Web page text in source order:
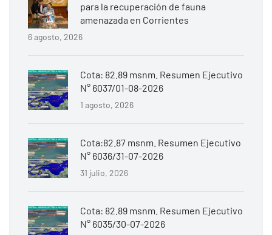
para la recuperación de fauna
amenazada en Corrientes
6 agosto, 2026
Cota: 82.89 msnm. Resumen Ejecutivo
N° 6037/01-08-2026
1 agosto, 2026
Cota:82.87 msnm. Resumen Ejecutivo
N° 6036/31-07-2026
31 julio, 2026
Cota: 82.89 msnm. Resumen Ejecutivo
N° 6035/30-07-2026